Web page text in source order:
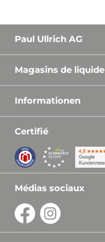
Paul Ullrich AG
Magasins de liquide
Informationen
Certifié
Médias sociaux